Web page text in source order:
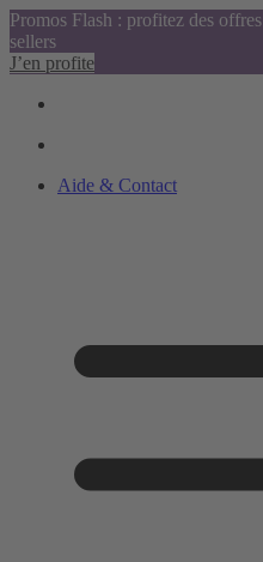
Promos Flash : profitez des
sellers
J’en profite
Aide & Contact